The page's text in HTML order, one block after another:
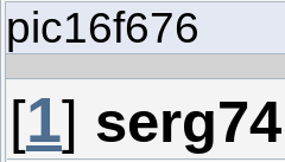
pic16f676
[1] serg74